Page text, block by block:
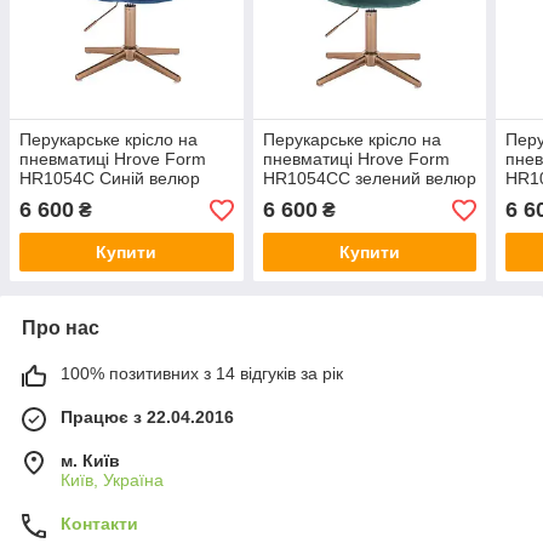
Перукарське крісло на
пневматиці Hrove Form
HR1054C Синій велюр
хрестовина золото
6 600 ₴
Купити
Перукарське крісло на
пневматиці Hrove Form
HR1054CC зелений велюр
хрестовина золото
6 600₴
Купити
6
Про нас
100% позитивних з 14 відгуків за рік
Працює з 22.04.2016
м. Київ
Київ, Україна
Контакти